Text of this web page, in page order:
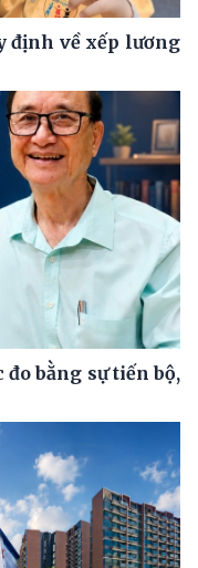
định về xếp lương
bằng sự tiến bộ,